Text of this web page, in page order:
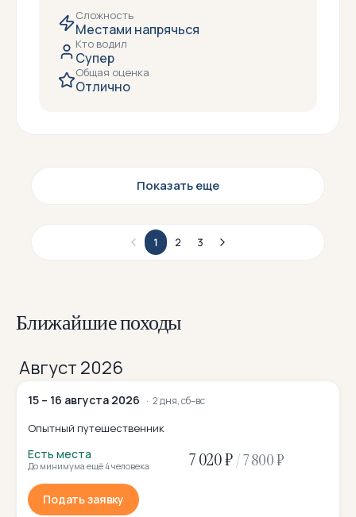
Сложность
Местами напрячься
Кто водил
Супер
Общая оценка
Отлично
Показать еще
1 2 3
Ближайшие походы
Август 2026
15 – 16 августа 2026 2 дня, сб–вс
Опытный путешественник
Есть места
До минимума ещё 4 человека 7 020 ₽/7 800 ₽
Подать заявку